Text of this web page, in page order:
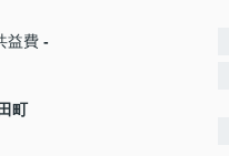
益費 -
町